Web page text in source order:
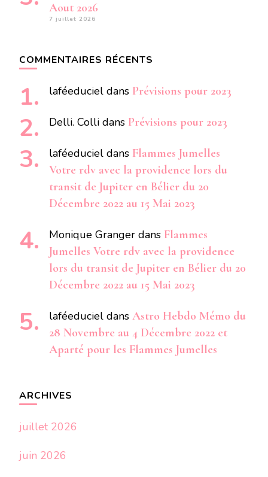
Aout 2026
7 juillet 2026
COMMENTAIRES RÉCENTS
laféeduciel dans Prévisions pour 2023
Delli. Colli dans Prévisions pour 2023
laféeduciel dans Flammes Jumelles
Votre rdv avec la providence lors du
transit de Jupiter en Bélier du 20
Décembre 2022 au 15 Mai 2023
Monique Granger dans Flammes
Jumelles Votre rdv avec la providence
lors du transit de Jupiter en Bélier du 20
Décembre 2022 au 15 Mai 2023
laféeduciel dans Astro Hebdo Mémo du
28 Novembre au 4 Décembre 2022 et
Aparté pour les Flammes Jumelles
ARCHIVES
juillet 2026
juin 2026